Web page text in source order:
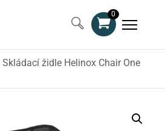
0
Skládací židle Helinox Chair One